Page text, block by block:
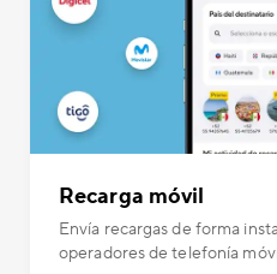
Recarga móvil
Envía recargas de forma
operadores de telefonía